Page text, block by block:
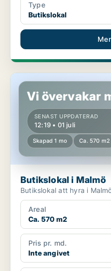
Type
Butikslokal
Butikslokal i Malmö
Vi övervakar
SENAST UPPDATERAD
12:19 • 01 juli
Skapad 1 mo Ca. 570 m2
Butikslokal i Malmö
Butikslokal att hyra i
Areal
Ca. 570 m2
Pris pr. md.
Inte angivet